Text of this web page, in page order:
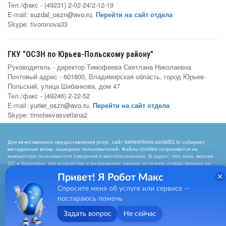
Тел./факс - (49231) 2-02-24/2-12-19
E-mail: suzdal_oszn@avo.ru, Перейти на сайт отдела
Skype: tivoronova33
ГКУ "ОСЗН по Юрьев-Польскому району"
Руководитель - директор Тимофеева Светлана Николаевна
Почтовый адрес - 601800, Владимирская область, город Юрьев-
Польский, улица Шибанкова, дом 47
Тел./факс - (49246) 2-22-52
E-mail: yurier_oszn@avo.ru, Перейти на сайт отдела
Skype: timofeevasvetlana2
Для качественного предоставления услуг, сайт kameshkovo.social33.ru собирает
метаданные вновь зашедших пользователей. Файлы cookies сохраняются на
компьютере пользователя (сведения о местоположении; ip-адрес; тип, язык, версия
ОС и браузера; тип устройства и разрешение экрана; источник, откуда пришел на
сайт пользователь; какие страницы открывает). Собранная информация
используется для обработки статистических данных использования сайта
посредством интернет-сервисов LiveInternet, Яндекс.Метрика, Hotlog). Нажимая
кнопку «СОГЛАСЕН», Вы подтверждаете то, что Вы проинформированы о сборе
метаданных на нашем сайте. Если вы не хотите, чтобы эти данные
обрабатывались, то должны покинуть сайт. Отключить cookies можно в настройках
браузера
E-mail:kameshki_oszn@avo.ru
Привет! Я Робот Макс
Спросите меня об услуге или сервисе —
постараюсь помочь
Задать вопрос Не сейчас